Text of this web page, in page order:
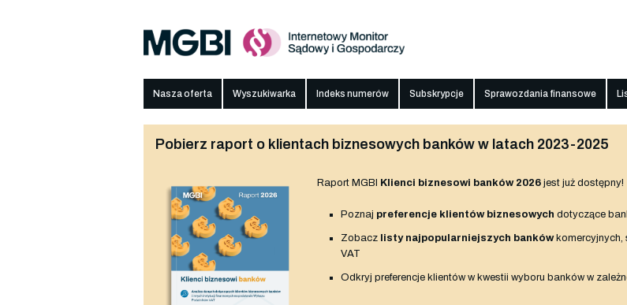
Nasza oferta Wyszukiwarka Indeks numerów Subskrypcje Sprawozdania finansowe
Pobierz raport o klientach biznesowych banków w latach 2023-2025
Raport MGBI Klienci biznesowi banków 2026 jest już dostępny!
Poznaj preferencje klientów biznesowych dotyczące
Zobacz listy najpopularniejszych bankówkomercyjnych,
VAT
Odkryj preferencje klientów w kwestii wyboru banków w